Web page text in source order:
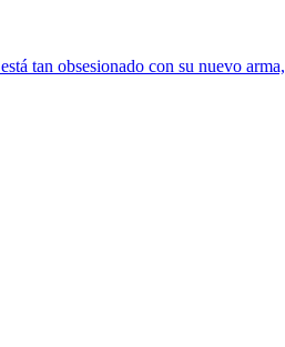
tan obsesionado con su nuevo